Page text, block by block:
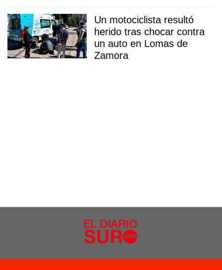
Un motociclista resultó
herido tras chocar contra
un auto en Lomas de
Zamora